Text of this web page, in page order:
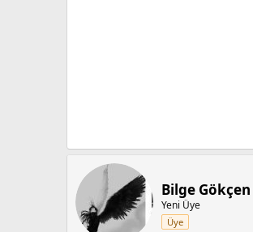
Bilge Gökçen
Yeni Üye
Üye